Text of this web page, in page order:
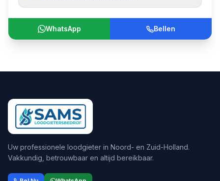
WhatsApp Bellen
Uw professionele loodgieter in Noord- en Zuid-Holland.
Vakkundig, betrouwbaar en altijd bereikbaar.